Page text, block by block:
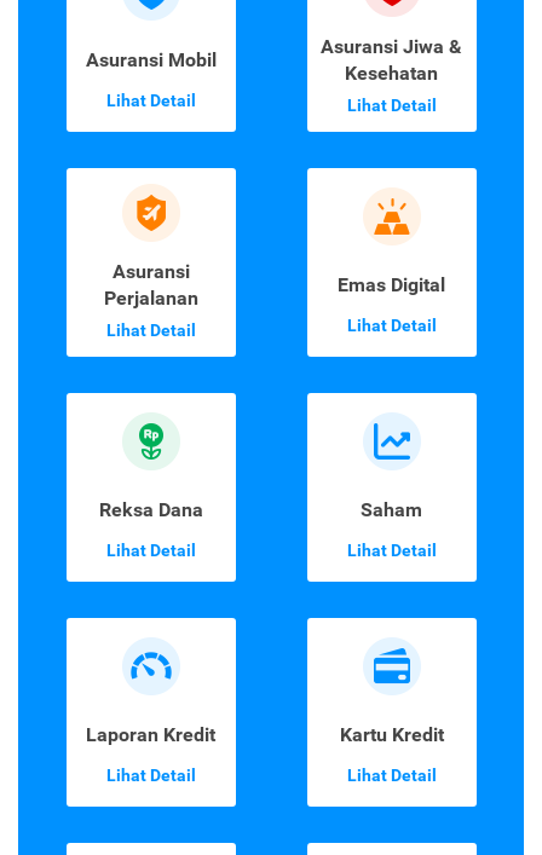
Asuransi Mobil
Lihat Detail
Asuransi Jiwa &
Kesehatan
Lihat Detail
Asuransi
Perjalanan
Lihat Detail
Emas Digital
Lihat Detail
Reksa Dana
Lihat Detail
Saham
Lihat Detail
Laporan Kredit
Lihat Detail
Kartu Kredit
Lihat Detail